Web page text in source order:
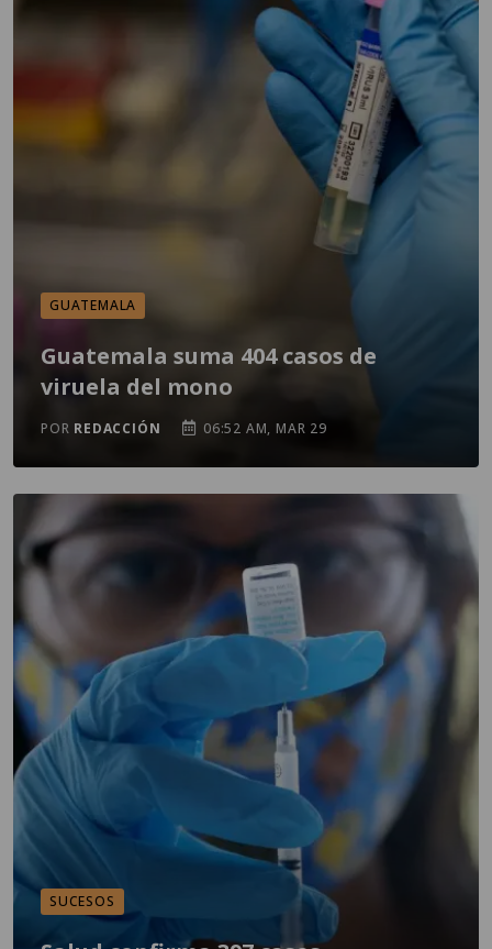
GUATEMALA
Guatemala suma 404 casos de
viruela del mono
POR REDACCIÓN 06:52 AM, MAR 29
SUCESOS